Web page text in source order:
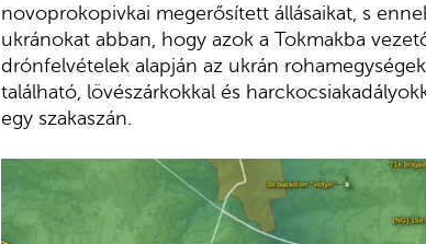
novoprokopivkai megerősített állásaikat, s
ukránokat abban, hogy azok a Tokmakba
drónfelvételek alapján az ukrán
található, lövészárkokkal és
egy szakaszán.